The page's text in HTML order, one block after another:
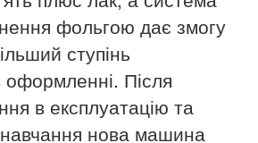
фольгою дає змогу
ступінь
оформленні. Після
в експлуатацію та
нова машина